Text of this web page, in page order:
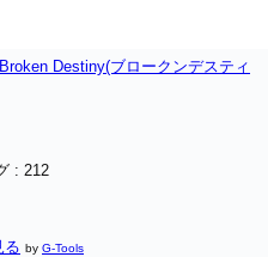
Destiny(ブロークンデスティ
: 212
る by G-Tools